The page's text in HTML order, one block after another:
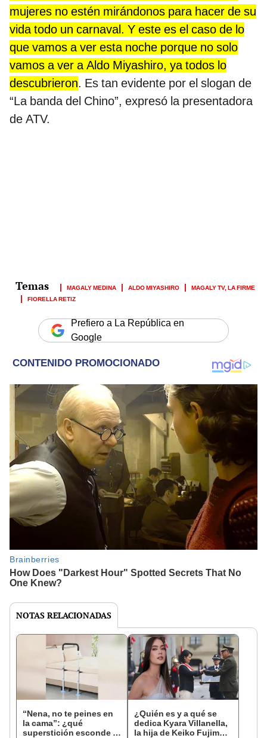
mujeres no estén mirándonos para hacer de su
vida todo un carnaval. Y este es el caso de lo
que vamos a ver esta noche porque no solo
vamos a ver a Aldo Miyashiro, ya todos lo
descubrieron. Es tan evidente por el slogan de
“La banda del Chino”, expresó la presentadora
de ATV.
MAGALY MEDINA ALDO MIYASHIRO
MAGALY TV, LA FIRME
FIORELLA RETIZ
Prefiero a La República en
Google
NOTAS RELACIONADAS
“Nena, no te peines en
la cama”: ¿qué
superstición esconde la
¿Quién es y a qué se
dedica Kyara Villanella,
la hija de Keiko Fujimori